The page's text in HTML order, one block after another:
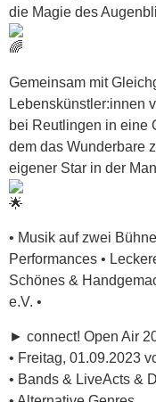
die Magie des
Gemeinsam mit
Lebenskünstler:innen
bei Reutlingen in eine
dem das Wunderbare
eigener Star in der
• Musik auf zwei
Performances •
Schönes &
e.V. •
► connect! Open Air
• Freitag, 01.09.2023
• Bands & LiveActs &